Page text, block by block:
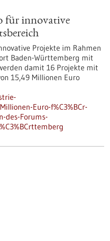
für innovative
Projekte im Rahmen
Baden-Württemberg mit
damit 16 Projekte mit
15,49 Millionen Euro
Euro-f%C3%BCr-
des-Forums-